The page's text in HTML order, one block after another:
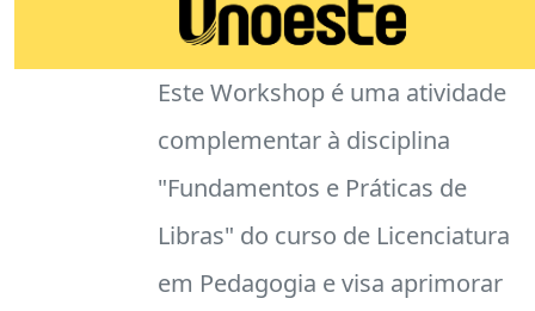
Este Workshop é uma atividade
complementar à disciplina
"Fundamentos e Práticas de
Libras" do curso de Licenciatura
em Pedagogia e visa aprimorar